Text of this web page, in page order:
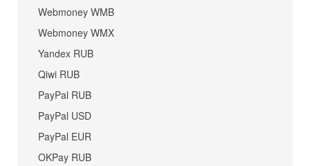
Webmoney WMB
Webmoney WMX
Yandex RUB
Qiwi RUB
PayPal RUB
PayPal USD
PayPal EUR
OKPay RUB